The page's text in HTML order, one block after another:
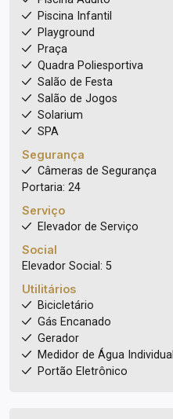
Piscina Infantil
Playground
Praça
Quadra Poliesportiva
Salão de Festa
Salão de Jogos
Solarium
SPA
Segurança
Câmeras de Segurança
Portaria: 24
Serviço
Elevador de Serviço
Social
Elevador Social: 5
Utilitários
Bicicletário
Gás Encanado
Gerador
Medidor de Água Individual
Portão Eletrônico